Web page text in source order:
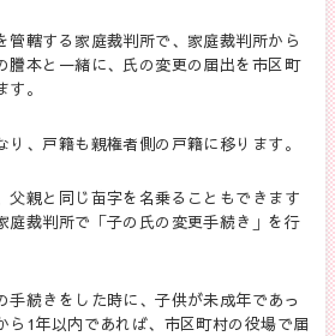
管轄する家庭裁判所で、家庭裁判所から
謄本と一緒に、氏の変更の届出を市区町
。
、戸籍も親権者側の戸籍に移ります。
父親と同じ苗字を名乗ることもできます
庭裁判所で「子の氏の変更手続き」を行
手続きをした時に、子供が未成年であっ
ら 1年以内であれば、市区町村の役場で届